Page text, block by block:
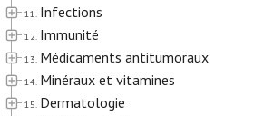
11. Infections
12. Immunité
13. Médicaments antitumoraux
14. Minéraux et vitamines
15. Dermatologie